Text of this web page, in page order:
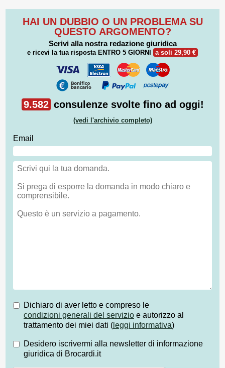
HAI UN DUBBIO O UN PROBLEMA SU
QUESTO ARGOMENTO?
Scrivi alla nostra redazione giuridica
e ricevi la tua risposta ENTRO 5 GIORNI a soli 29,90 €
9.582 consulenze svolte fino ad oggi!
(vedi l'archivio completo)
Email
Dichiaro di aver letto e compreso le
condizioni generali del servizio e autorizzo al
trattamento dei miei dati ( leggi informativa)
Desidero iscrivermi alla newsletter di informazione
giuridica di Brocardi.it